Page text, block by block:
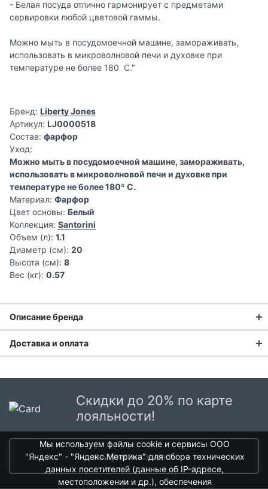
- Белая посуда отлично гармонирует с предметами
сервировки любой цветовой гаммы.
Можно мыть в посудомоечной машине, замораживать,
использовать в микроволновой печи и духовке при
температуре не более 180 C."
Бренд: Liberty Jones
Артикул: LJ0000518
Состав: фарфор
Уход:
Можно мыть в посудомоечной машине, замораживать,
использовать в микроволновой печи и духовке при
температуре не более 180º C.
Материал: Фарфор
Цвет основы: Белый
Коллекция: Santorini
Объем (л): 1.1
Диаметр (см): 20
Высота (см): 8
Вес (кг): 0.57
Описание бренда
Английский стиль в каждой
Liberty Jones
— молодой бренд фарфоровой посуды в
английском стиле. Разнообразные по дизайну коллекции
любого интерьера. Вся посуда бренда долговечна и
неприхотлива — ее можно мыть в посудомоечной
машине, ставить в морозильную камеру, микроволновую
печь или духовку.
Доставка и оплата
Доставка в Москве и области
В Москве и Московской области доставка курьером до
Стоимость доставки в Москве в пределах МКАД399 руб.
в Московской Области и Москве за МКАД599 руб.
Интервал доставки по Московской области - с 10 до 22
Скидки до 20% по карте
лояльности!
получить скидки
Мы используем файлы cookie и сервисы ООО
"Яндекс" - "Яндекс.Метрика" для сбора технических
данных посетителей (данные об IP-адресе,
местоположении и др.), обеспечения